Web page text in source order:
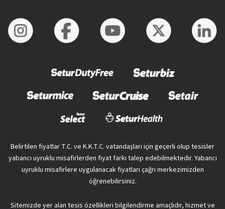
Belirtilen fiyatlar T.C. ve K.K.T.C. vatandaşları için geçerli olup tesisler
yabancı uyruklu misafirlerden fiyat farkı talep edebilmektedir. Yabancı
uyruklu misafirlere uygulanacak fiyatları çağrı merkezimizden
öğrenebilirsiniz.
Sitemizde yer alan tesis özellikleri bilgilendirme amaçlıdır, hizmet ve